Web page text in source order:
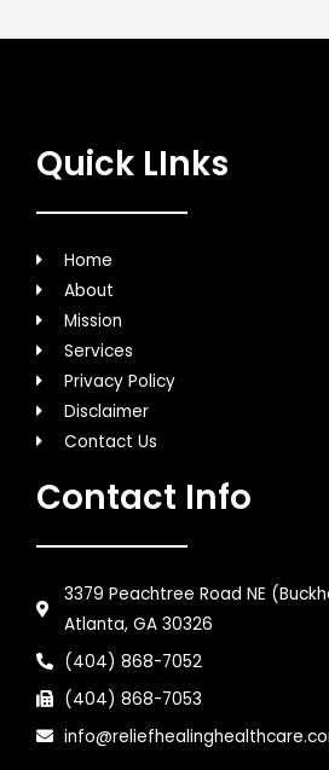
Quick LInks
Home
About
Mission
Services
Privacy Policy
Disclaimer
Contact Us
Contact Info
3379 Peachtree Road NE
Atlanta, GA 30326
(404) 868-7052
(404) 868-7053